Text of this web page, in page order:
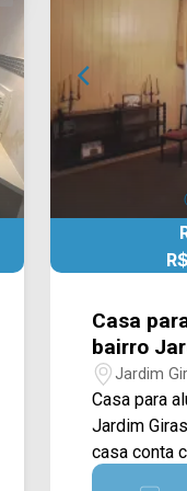
IMÓVEIS -
Padre João
Campos do
Cibin. Esta
Renascer,
Sesi e faculdade
contato
e agende
Telefone:
IMÓVEIS -
Casa
bairro
Jardim
Casa para
Jardim
casa conta
166M² de